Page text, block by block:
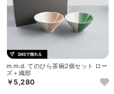
m.m.d. てのひら茶碗2個セット ロー
ズ＋織部
￥5,280